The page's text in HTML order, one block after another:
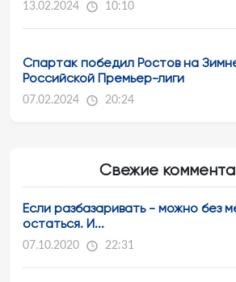
13.02.2024 10:10
Спартак победил Ростов на
Российской Премьер-лиги
07.02.2024 20:24
Свежие
Если разбазаривать - можно без
остаться. И...
07.10.2020 22:31